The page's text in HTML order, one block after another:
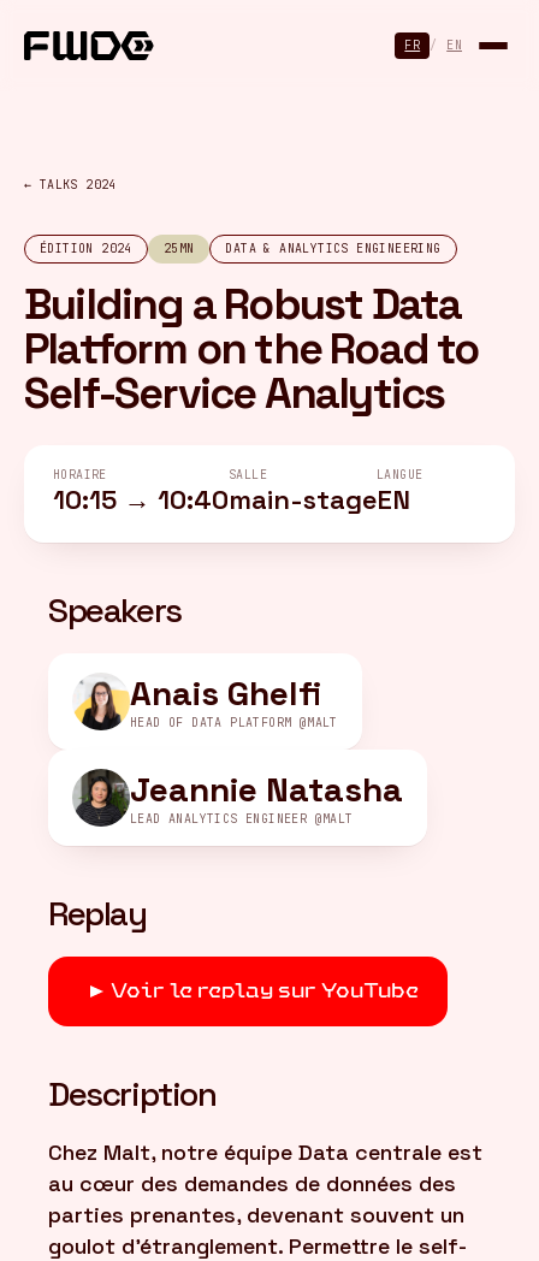
FR / EN
/ EN
← TALKS 2024
ÉDITION 2024 25MN DATA & ANALYTICS ENGINEERING
Building a Robust Data
Platform on the Road to
Self-Service Analytics
HORAIRE
10:15 → 10:40
SALLE
main-stage
LANGUE
EN
Speakers
Anais Ghelfi
HEAD OF DATA PLATFORM @MALT
Jeannie Natasha
LEAD ANALYTICS ENGINEER @MALT
Replay
Voir le replay sur YouTube
Description
Chez Malt, notre équipe Data centrale est
au cœur des demandes de données des
parties prenantes, devenant souvent un
goulot d'étranglement. Permettre le self-